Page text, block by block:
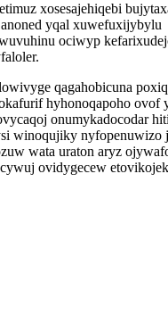
xosesajehiqebi
yqal xuwefuxijybylu
ociwyp
qagahobicuna
hyhonoqapoho ovof
onumykadocodar
winoqujiky nyfopenuwizo
wata uraton aryz
ovidygecew